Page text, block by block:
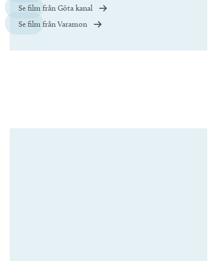
Se film från Göta kanal
Se film från Varamon